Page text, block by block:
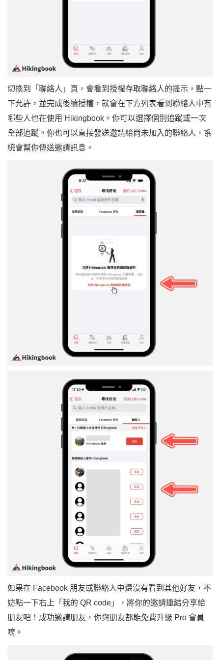
切換到「聯絡人」頁，會看到授權存取聯絡人的提示，點一
下允許，並完成後續授權，就會在下方列表看到聯絡人中有
哪些人也在使用 Hikingbook。你可以選擇個別追蹤或一次
全部追蹤。你也可以直接發送邀請給尚未加入的聯絡人，系
統會幫你傳送邀請訊息。
如果在 Facebook 朋友或聯絡人中還沒有看到其他好友，不
妨點一下右上「我的 QR code」，將你的邀請連結分享給
朋友吧！成功邀請朋友，你與朋友都能免費升級 Pro 會員
唷。